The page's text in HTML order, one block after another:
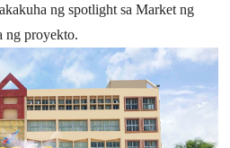
ng spotlight sa Market ng
ng proyekto.